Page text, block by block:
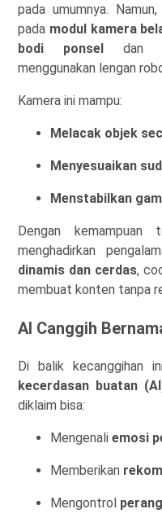
pada umumnya.
pada modul kamera
bodi ponsel dan
menggunakan lengan
Kamera ini mampu:
Melacak objek
Menyesuaikan
Menstabilkan
Dengan kemampuan
menghadirkan
dinamis dan cerdas,
membuat konten tanpa
AI Canggih
Di balik kecanggihan
kecerdasan buatan
diklaim bisa:
Mengenaliemosi
Memberikan
Mengontrol